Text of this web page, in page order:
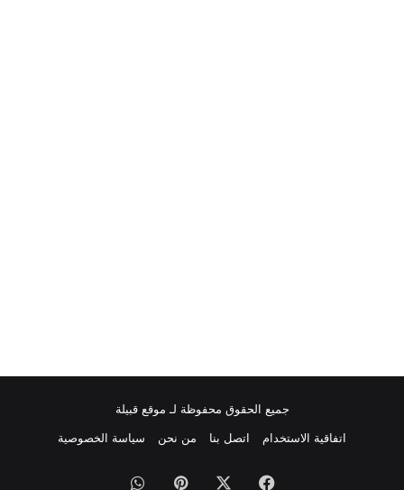
جميع الحقوق محفوظة لـ موقع قبيلة
اتفاقية الاستخدام
اتصل بنا من نحن سياسة الخصوصية
فيسبوك بينتيريستواتساب